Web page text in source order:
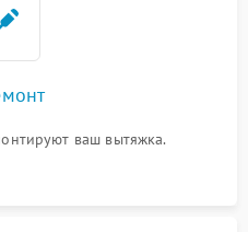
ваш вытяжка.